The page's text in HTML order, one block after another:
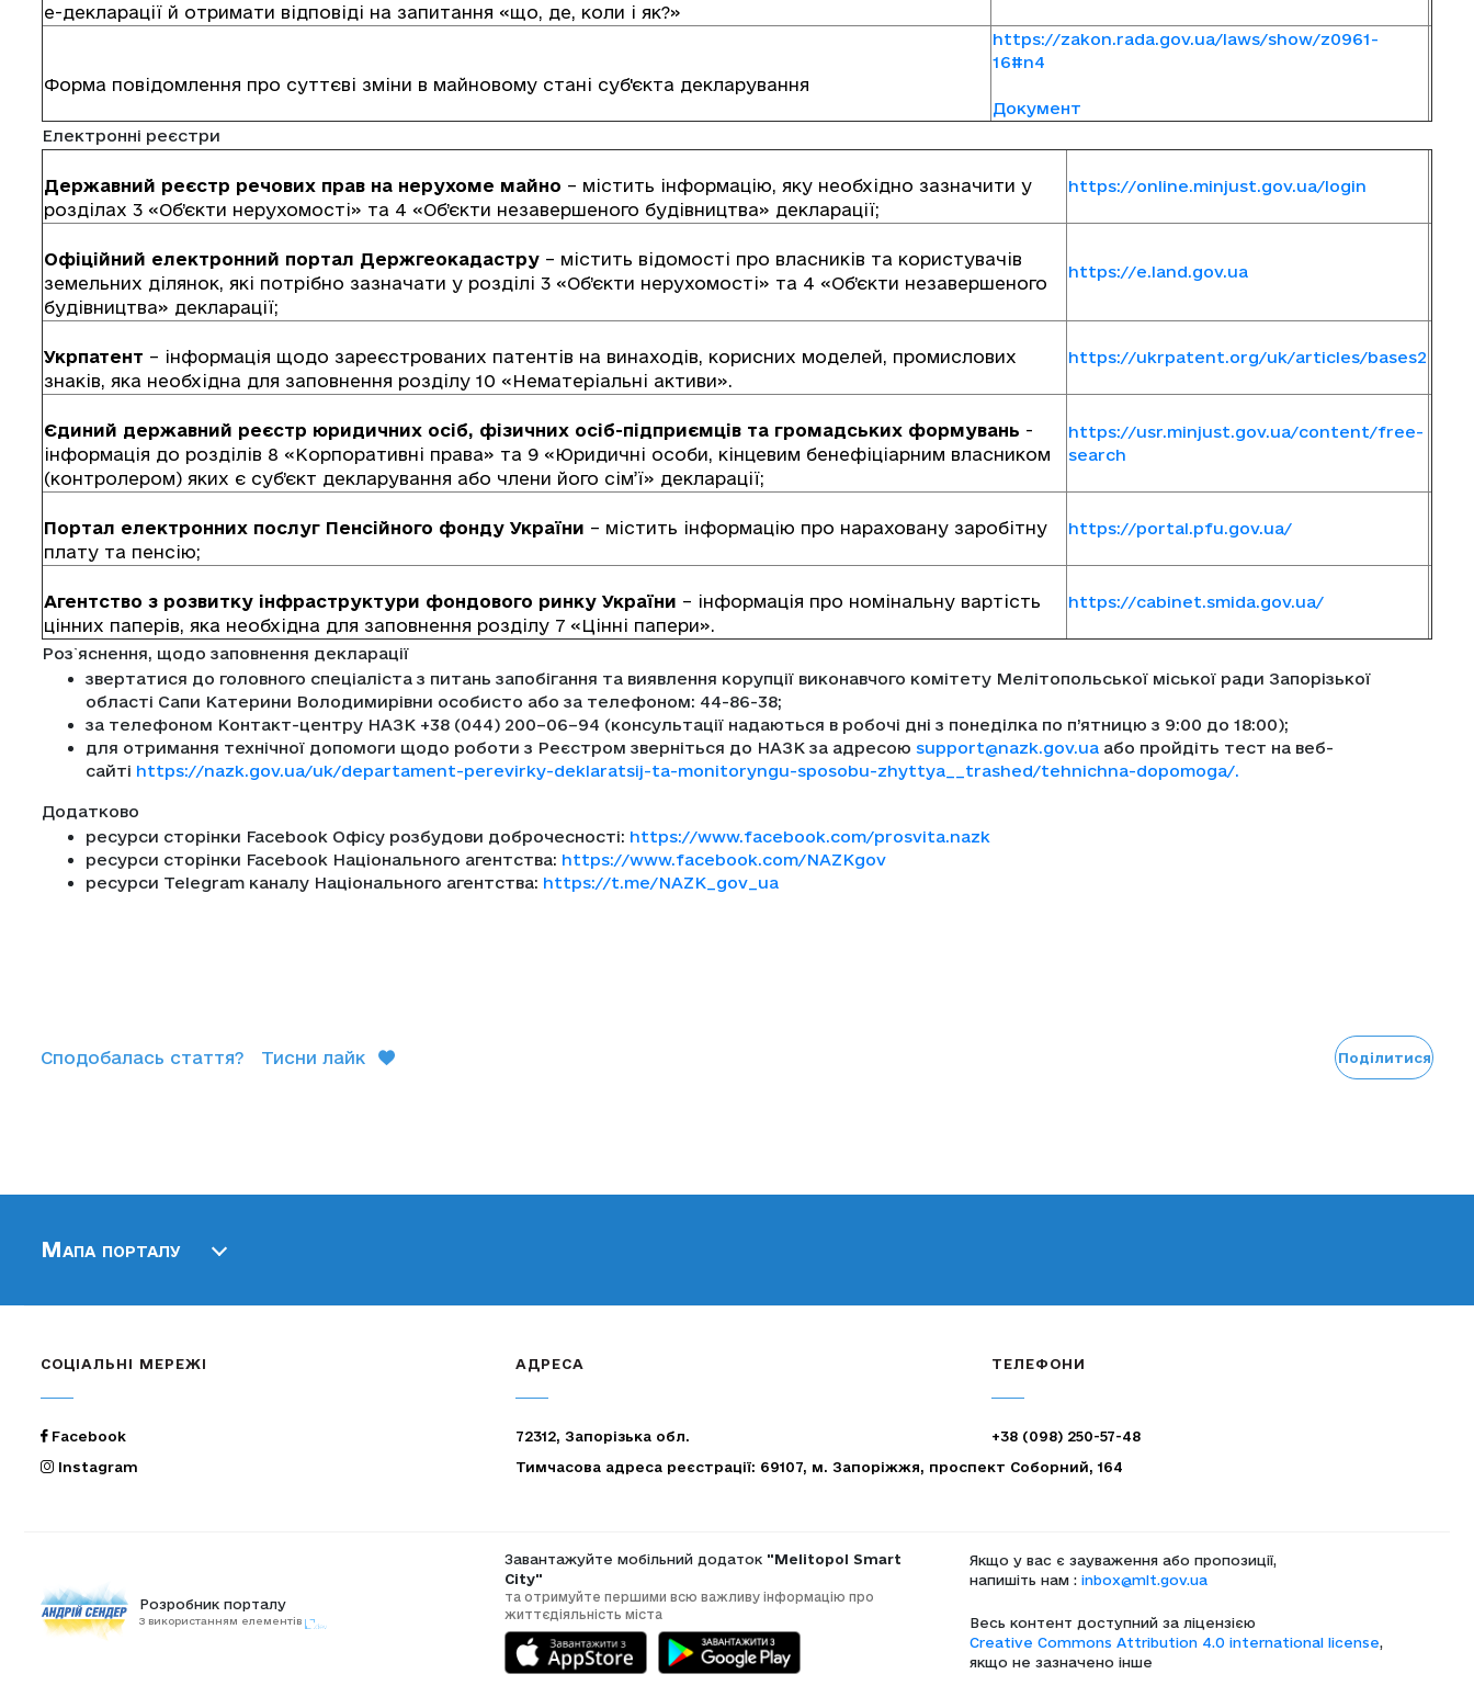
е-декларації й отримати відповіді на запитання «що, де, коли і як?»
Форма повідомлення про суттєві зміни в майновому стані суб'єкта декларування
https://zakon.rada.gov.ua/laws/show/z0961-
16#n4
Документ
Електронні реєстри
Державний реєстр речових прав на нерухоме майно – містить інформацію, яку необхідно зазначити у
розділах 3 «Об’єкти нерухомості» та 4 «Об’єкти незавершеного будівництва» декларації;
https://online.minjust.gov.ua/login
Офіційний електронний портал Держгеокадастру – містить відомості про власників та користувачів
земельних ділянок, які потрібно зазначати у розділі 3 «Об’єкти нерухомості» та 4 «Об’єкти незавершеного
будівництва» декларації;
https://e.land.gov.ua
Укрпатент – інформація щодо зареєстрованих патентів на винаходів, корисних моделей, промислових
знаків, яка необхідна для заповнення розділу 10 «Нематеріальні активи».
https://ukrpatent.org/uk/articles/bases2
Єдиний державний реєстр юридичних осіб, фізичних осіб-підприємців та громадських формувань -
інформація до розділів 8 «Корпоративні права» та 9 «Юридичні особи, кінцевим бенефіціарним власником
(контролером) яких є суб’єкт декларування або члени його сім’ї» декларації;
https://usr.minjust.gov.ua/content/free-
search
Портал електронних послуг Пенсійного фонду України – містить інформацію про нараховану заробітну
плату та пенсію;
https://portal.pfu.gov.ua/
Агентство з розвитку інфраструктури фондового ринку України – інформація про номінальну вартість
цінних паперів, яка необхідна для заповнення розділу 7 «Цінні папери».
https://cabinet.smida.gov.ua/
Роз`яснення, щодо заповнення декларації
звертатися до головного спеціаліста з питань запобігання та виявлення корупції виконавчого комітету Мелітопольської міської ради Запорізької
області Сапи Катерини Володимирівни особисто або за телефоном: 44-86-38;
за телефоном Контакт-центру НАЗК +38 (044) 200–06–94 (консультації надаються в робочі дні з понеділка по п’ятницю з 9:00 до 18:00);
для отримання технічної допомоги щодо роботи з Реєстром зверніться до НАЗК за адресою support@nazk.gov.ua або пройдіть тест на веб-
сайті https://nazk.gov.ua/uk/departament-perevirky-deklaratsij-ta-monitoryngu-sposobu-zhyttya__trashed/tehnichna-dopomoga/.
Додатково
ресурси сторінки Facebook Офісу розбудови доброчесності: https://www.facebook.com/prosvita.nazk
ресурси сторінки Facebook Національного агентства: https://www.facebook.com/NAZKgov
ресурси Telegram каналу Національного агентства: https://t.me/NAZK_gov_ua
Сподобалась стаття? Тисни лайк Поділитися
Мапа порталу
СОЦІАЛЬНІ МЕРЕЖІ
Facebook
Instagram
АДРЕСА
72312, Запорізька обл.
Тимчасова адреса реєстрації: 69107, м. Запоріжжя, проспект Соборний, 164
ТЕЛЕФОНИ
+38 (098) 250-57-48
Розробник порталу
З використанням елементів
Завантажуйте мобільний додаток "Melitopol Smart
City"
та отримуйте першими всю важливу інформацію про
життєдіяльність міста
Якщо у вас є зауваження або пропозиції,
напишіть нам : inbox@mlt.gov.ua
Весь контент доступний за ліцензією
Creative Commons Attribution 4.0 international license,
якщо не зазначено інше